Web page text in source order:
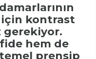
kontrast
gerekiyor.
hem de
prensip